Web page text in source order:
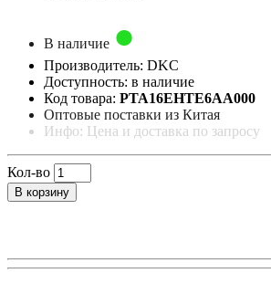
В наличие
Производитель: DKC
Доступность: в наличие
Код товара: PTA16EHTE6AA000
Оптовые поставки из Китая
Инфо: Цена и доставка по запросу
Кол-во
В корзину